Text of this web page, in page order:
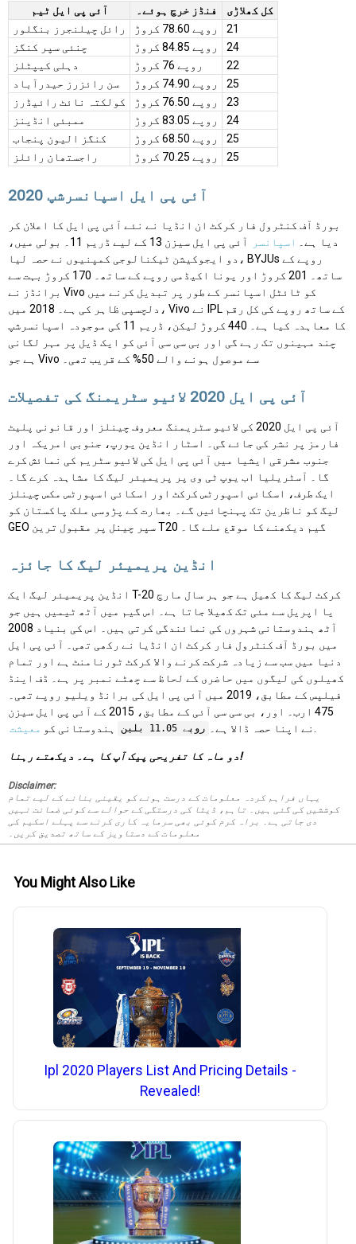
آئی پی ایل ٹیم فنڈز خرچ ہوئے۔
کل کھلاڑی
رائل چیلنجرز بنگلور
روپے 78.60 کروڑ
21
چنئی سپر کنگز
روپے 84.85 کروڑ
24
دہلی کیپٹلز
روپے 76 کروڑ
22
سن رائزرز حیدرآباد
روپے 74.90 کروڑ
25
کولکتہ نائٹ رائیڈرز
روپے 76.50 کروڑ
23
ممبئی انڈینز
روپے 83.05 کروڑ
24
کنگز الیون پنجاب
روپے 68.50 کروڑ
25
راجستھان رائلز
روپے 70.25 کروڑ 25
آئی پی ایل اسپانسرشپ 2020
بورڈ آف کنٹرول فار کرکٹ ان انڈیا نے نئے آئی پی ایل کا اعلان کر
دیا ہے۔
اسپانسر
آئی پی ایل سیزن 13 کے لیے ڈریم 11۔ بولی میں،
دو ایجوکیشن ٹیکنالوجی کمپنیوں نے حصہ لیا، BYJUs روپے کے
ساتھ۔ 201 کروڑ اور یونا اکیڈمی روپے کے ساتھ۔ 170 کروڑ بہت سے
برانڈز نے Vivo کو ٹائٹل اسپانسر کے طور پر تبدیل کرنے میں
دلچسپی ظاہر کی ہے۔ 2018 میں، Vivo نے IPL کے ساتھ روپے کی کل رقم
کا معاہدہ کیا ہے۔ 440 کروڑ لیکن، ڈریم 11 کی موجودہ اسپانسرشپ
چند مہینوں تک رہے گی اور بی سی سی آئی کو ایک ڈیل پر مہر لگانی
ہے جو Vivo سے موصول ہونے والے 50% کے قریب تھی۔
آئی پی ایل 2020 لائیو سٹریمنگ کی تفصیلات
آئی پی ایل 2020 کی لائیو سٹریمنگ معروف چینلز اور قانونی پلیٹ
فارمز پر نشر کی جائے گی۔ اسٹار انڈین یورپ، جنوبی امریکہ اور
جنوب مشرقی ایشیا میں آئی پی ایل کی لائیو سٹریم کی نمائش کرے
گا۔ آسٹریلیا اب یوپ ٹی وی پر پریمیئر لیگ کا مشاہدہ کرے گا۔
ایک طرف، اسکائی اسپورٹس کرکٹ اور اسکائی اسپورٹس مکس چینلز
لیگ کو ناظرین تک پہنچائیں گے۔ بھارت کے پڑوسی ملک پاکستان کو
GEO سپر چینل پر مقبول ترین T20 گیم دیکھنے کا موقع ملے گا۔
انڈین پریمیئر لیگ کا جائزہ
انڈین پریمیئر لیگ ایک T-20 کرکٹ لیگ کا کھیل ہے جو ہر سال مارچ
یا اپریل سے مئی تک کھیلا جاتا ہے۔ اس گیم میں آٹھ ٹیمیں ہیں جو
آٹھ ہندوستانی شہروں کی نمائندگی کرتی ہیں۔ اس کی بنیاد 2008
میں بورڈ آف کنٹرول فار کرکٹ ان انڈیا نے رکھی تھی۔ آئی پی ایل
دنیا میں سب سے زیادہ شرکت کرنے والا کرکٹ ٹورنامنٹ ہے اور تمام
کھیلوں کی لیگوں میں حاضری کے لحاظ سے چھٹے نمبر پر ہے۔ ڈف اینڈ
فیلپس کے مطابق، 2019 میں آئی پی ایل کی برانڈ ویلیو روپے تھی۔
475 ارب۔ اور، بی سی سی آئی کے مطابق، 2015 کے آئی پی ایل سیزن
نے اپنا حصہ ڈالا ہے۔
روپے 11.05 بلین ہندوستانی کو معیشت
دو ماہ کا تفریحی پیک آپ کا ہے۔ دیکھتے رہنا!
Disclaimer:
یہاں فراہم کردہ معلومات کے درست ہونے کو یقینی بنانے کے لیے تمام
کوششیں کی گئی ہیں۔ تاہم، ڈیٹا کی درستگی کے حوالے سے کوئی ضمانت نہیں
دی جاتی ہے۔ براہ کرم کوئی بھی سرمایہ کاری کرنے سے پہلے اسکیم کی
معلومات کے دستاویز کے ساتھ تصدیق کریں۔
You Might Also Like
Ipl 2020 Players List And Pricing Details -
Revealed!